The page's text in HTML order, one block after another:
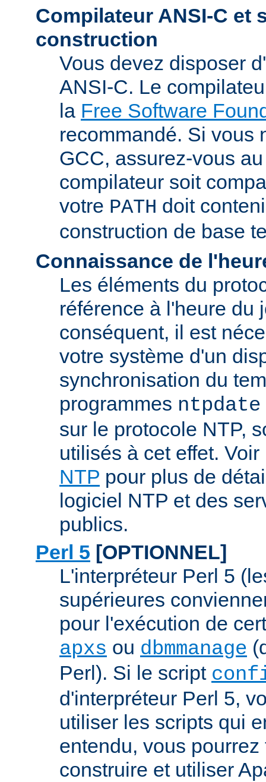
Compilateur ANSI-C et
construction
Vous devez disposer
ANSI-C. Le
la Free Software
recommandé. Si vous
GCC, assurez-vous
compilateur soit
votre PATH doit
construction de base
Connaissance de
Les éléments du
référence à l'heure du
conséquent, il est
votre système d'un
synchronisation du
programmes ntpdate
sur le protocole NTP,
utilisés à cet effet.
NTP pour plus de
logiciel NTP et des
publics.
Perl 5 [OPTIONNEL]
L'interpréteur Perl 5
supérieures
pour l'exécution de
apxs ou dbmmanage
Perl). Si le script
d'interpréteur Perl 5,
utiliser les scripts qui
entendu, vous
construire et utiliser